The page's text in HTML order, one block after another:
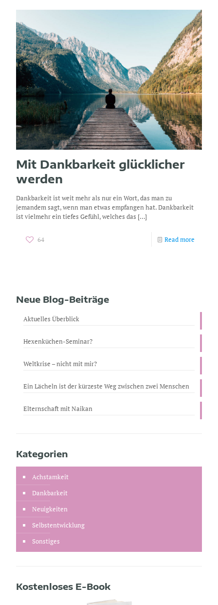
Mit Dankbarkeit glücklicher
werden
Dankbarkeit ist weit mehr als nur ein Wort, das man zu
jemandem sagt, wenn man etwas empfangen hat. Dankbarkeit
ist vielmehr ein tiefes Gefühl, welches das […]
64 Read more
Neue Blog-Beiträge
Aktuelles Überblick
Hexenküchen-Seminar?
Weltkrise – nicht mit mir?
Ein Lächeln ist der kürzeste Weg zwischen zwei Menschen
Elternschaft mit Naikan
Kategorien
Achstamkeit
Dankbarkeit
Neuigkeiten
Selbstentwicklung
Sonstiges
Kostenloses E-Book